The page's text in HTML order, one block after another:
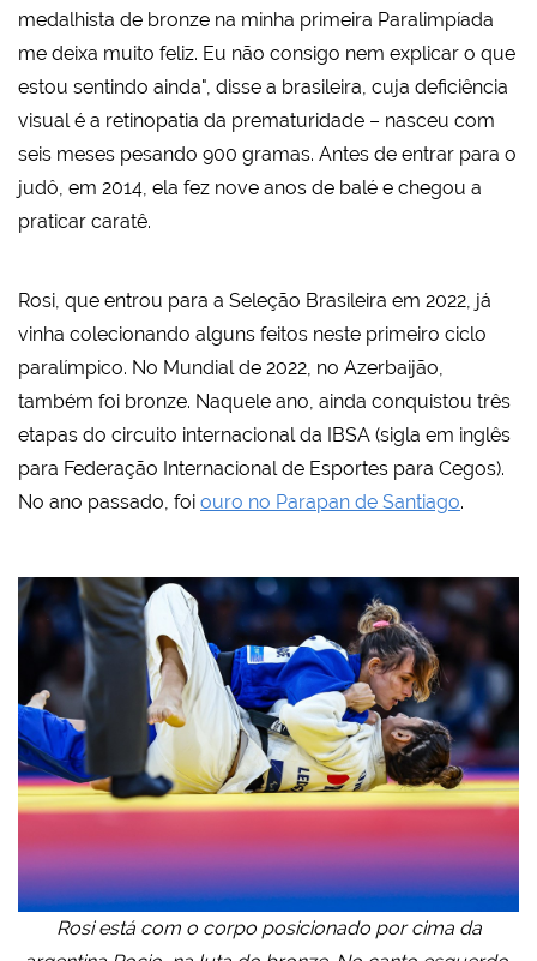
medalhista de bronze na minha primeira Paralimpíada
me deixa muito feliz. Eu não consigo nem explicar o que
estou sentindo ainda", disse a brasileira, cuja deficiência
visual é a retinopatia da prematuridade – nasceu com
seis meses pesando 900 gramas. Antes de entrar para o
judô, em 2014, ela fez nove anos de balé e chegou a
praticar caratê.
Rosi, que entrou para a Seleção Brasileira em 2022, já
vinha colecionando alguns feitos neste primeiro ciclo
paralímpico. No Mundial de 2022, no Azerbaijão,
também foi bronze. Naquele ano, ainda conquistou três
etapas do circuito internacional da IBSA (sigla em inglês
para Federação Internacional de Esportes para Cegos).
No ano passado, foi ouro no Parapan de Santiago.
Rosi está com o corpo posicionado por cima da